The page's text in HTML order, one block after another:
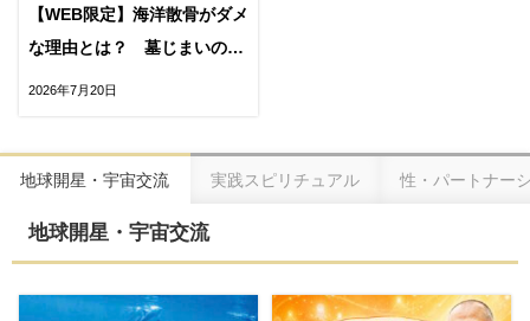
【WEB限定】海洋散骨がダメ
な理由とは？ 墓じまいの前
に考えてほしい先祖供養の在
2026年7月20日
地球開星・宇宙交流 実践スピリチュアル 性・パートナー
地球開星・宇宙交流